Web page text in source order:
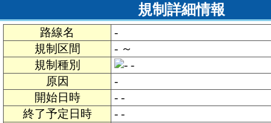
規制詳細情報
路線名
-
規制区間
- ～
規制種別
-
原因
-
開始日時
- -
終了予定日時
- -